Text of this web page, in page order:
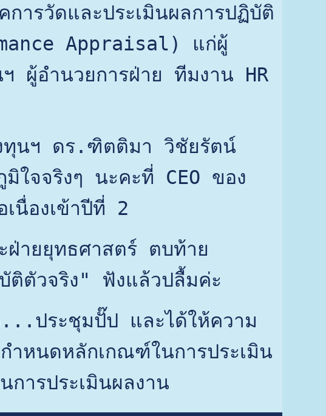
ารวัดและประเมินผลการปฏิบัติ
Appraisal) แก่ผู้
ผู้อำนวยการฝ่าย ทีมงาน HR
งทุนฯ ดร.ฑิตติมา วิชัยรัตน์
จจริงๆ นะคะที่ CEO ของ
นื่องเข้าปีที่ 2
ฝ่ายยุทธศาสตร์ ตบท้าย
ติตัวจริง" ฟังแล้วปลื้มค่ะ
ประชุมปั๊ป และได้ให้ความ
ำหนดหลักเกณฑ์ในการประเมิน
ารประเมินผลงาน